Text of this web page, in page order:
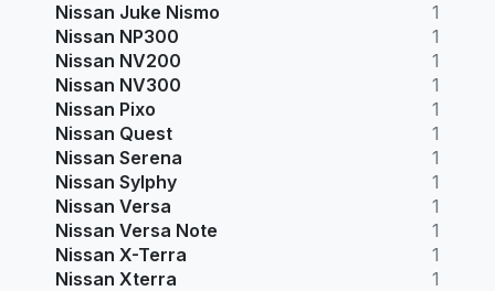
Nissan Juke Nismo
1
Nissan NP300
1
Nissan NV200
1
Nissan NV300
1
Nissan Pixo
1
Nissan Quest
1
Nissan Serena
1
Nissan Sylphy
1
Nissan Versa
1
Nissan Versa Note
1
Nissan X-Terra
1
Nissan Xterra
1